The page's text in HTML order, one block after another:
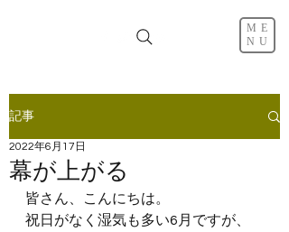
ME
NU
記事
幕が上がる
2022年6月17日
皆さん、こんにちは。
祝日がなく湿気も多い6月ですが、